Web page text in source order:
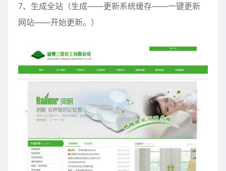
7、生成全站（生成——更新系统缓存——一键更新
网站——开始更新。）